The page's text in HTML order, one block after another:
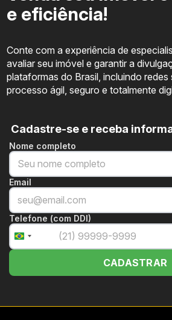
e eficiência!
Conte com a experiência de
avaliar seu imóvel e garantir a
plataformas do Brasil, incluindo
processo ágil, seguro e totalmente
Cadastre-se e receba
Nome completo
Email
Telefone (com DDI)
Brazil
+55
CADASTRAR